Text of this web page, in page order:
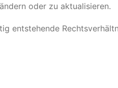
oder zu aktualisieren.
entstehende